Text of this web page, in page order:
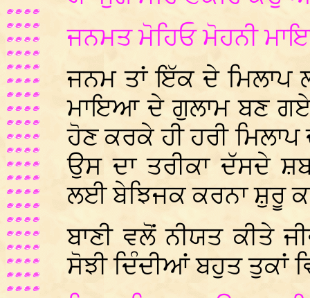
ਜਨਮਤ ਮੋਹਿਓ ਮੋਹਨੀ
ਜਨਮ ਤਾਂ ਇੱਕ ਦੇ ਮਿਲਾਪ
ਮਾਇਆ ਦੇ ਗੁਲਾਮ ਬਣ
ਹੋਣ ਕਰਕੇ ਹੀ ਹਰੀ
ਉਸ ਦਾ ਤਰੀਕਾ ਦੱਸਦੇ
ਲਈ ਬੇਝਿਜਕ ਕਰਨਾ ਸ਼ੁਰੂ
ਬਾਣੀ ਵਲੋਂ ਨੀਯਤ ਕੀਤੇ
ਸੋਝੀ ਦਿੰਦੀਆਂ ਬਹੁਤ ਤੁਕਾਂ